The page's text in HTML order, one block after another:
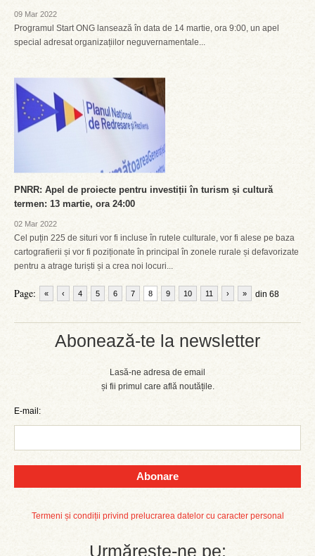
Abonează-te la newsletter
Lasă-ne adresa de email
și fii primul care află noutățile.
E-mail:
Abonare
Termeni și condiții privind prelucrarea datelor cu caracter personal
Urmărește-ne pe:
09 Mar 2022
Programul Start ONG lansează în data de 14 martie, ora 9:00, un apel
special adresat organizațiilor neguvernamentale...
PNRR: Apel de proiecte pentru investiții în turism și cultură
termen: 13 martie, ora 24:00
02 Mar 2022
Cel puțin 225 de situri vor fi incluse în rutele culturale, vor fi alese pe baza
cartografierii și vor fi poziționate în principal în zonele rurale și defavorizate
pentru a atrage turiști și a crea noi locuri...
Page: « ‹ 4 5 6 7 8 9 10 11 din 68
› »